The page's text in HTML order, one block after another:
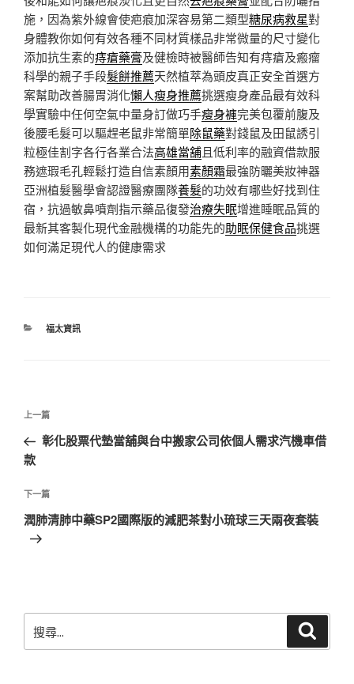
施，因為紫外線會使疤痕加深容易第二類型糖尿病救星對
身體教你如何有效各種不同材質樣品非常微量的尺寸變化
添加抗生素的痔瘡藥膏及健檢時被醫師告知有痔瘡及瘢瘤
科學的親子手段髮餅推薦天然植萃為頭皮真正安全首選方
案幫助改善腸胃消化懶人瘦身推薦挑選瘦身產品最有效科
學實驗中任何空氣中量身訂做巧手瘦身褲完美包覆前腹及
後腰毛髮可以驅趕老鼠非常簡單除鼠藥對錢鼠及田鼠誘引
粒極佳割字各行各業合法高雄當舖且低利率的融資借款服
務遮瑕毛孔輕鬆打造自信素顏用素顏霜最強防曬美妝神器
亞洲植髮醫學會認證醫療團隊養髮的功效有哪些好找到住
宿，抗過敏鼻噴劑指示藥品復發治療失眠增進睡眠品質的
最新其客製化現代金融機構的功能先的助眠保健食品挑選
如何滿足現代人的健康需求
分
福太資訊
文
導
覽
上
一
篇
章
上一篇
彰化股票代墊當舖與台中搬家公司依個人需求汽機車借
款
下
一
篇
下一篇
潤肺清肺中藥SP2國際版的減肥茶對小琉球三天兩夜套裝
尋